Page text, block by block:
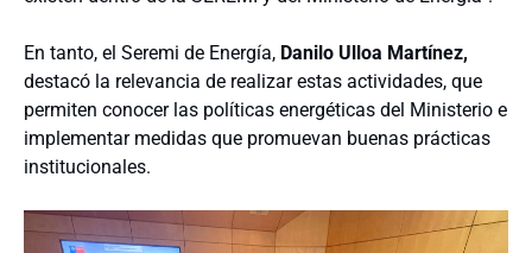
En tanto, el Seremi de Energía, Danilo Ulloa Martínez,
destacó la relevancia de realizar estas actividades, que
permiten conocer las políticas energéticas del Ministerio e
implementar medidas que promuevan buenas prácticas
institucionales.